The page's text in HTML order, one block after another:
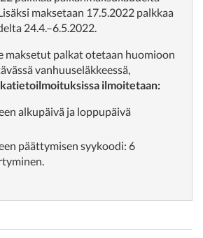
maksetaan 17.5.2022 palkkaa
24.4.–6.5.2022.
maksetut palkat otetaan huomioon
vanhuuseläkkeessä,
ilmoitetaan:
alkupäivä ja loppupäivä
päättymisen syykoodi: 6